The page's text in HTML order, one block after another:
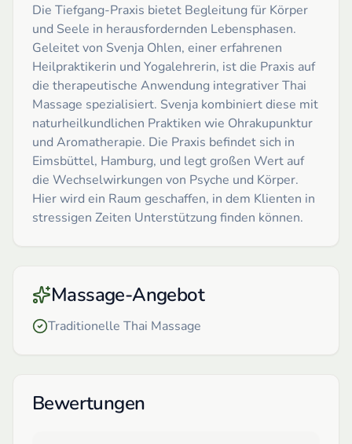
Die Tiefgang-Praxis bietet Begleitung für Körper
und Seele in herausfordernden Lebensphasen.
Geleitet von Svenja Ohlen, einer erfahrenen
Heilpraktikerin und Yogalehrerin, ist die Praxis auf
die therapeutische Anwendung integrativer Thai
Massage spezialisiert. Svenja kombiniert diese mit
naturheilkundlichen Praktiken wie Ohrakupunktur
und Aromatherapie. Die Praxis befindet sich in
Eimsbüttel, Hamburg, und legt großen Wert auf
die Wechselwirkungen von Psyche und Körper.
Hier wird ein Raum geschaffen, in dem Klienten in
stressigen Zeiten Unterstützung finden können.
Massage-Angebot
Traditionelle Thai Massage
Bewertungen